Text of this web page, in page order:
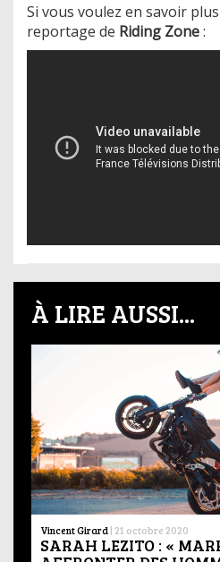
Si vous voulez en savoir
reportage de Riding Zone:
À LIRE AUSSI...
Vincent Girard | 21 octobre 2020
SARAH LEZITO : «